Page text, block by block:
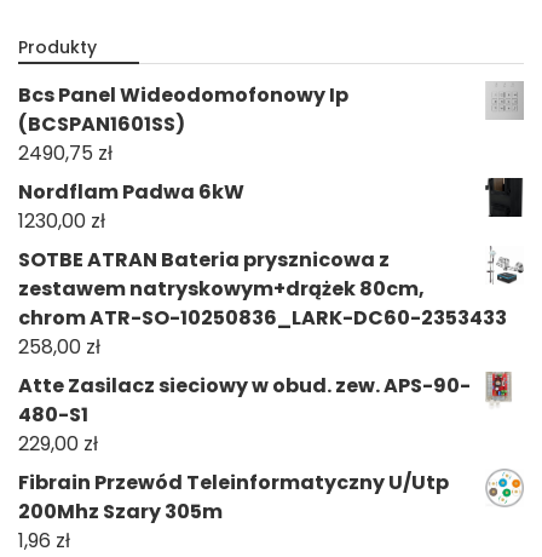
Produkty
Bcs Panel Wideodomofonowy Ip
(BCSPAN1601SS)
2490,75 zł
Nordflam Padwa 6kW
1230,00 zł
SOTBE ATRAN Bateria prysznicowa z
zestawem natryskowym+drążek 80cm,
chrom ATR-SO-10250836_LARK-DC60-2353433
258,00 zł
Atte Zasilacz sieciowy w obud. zew. APS-90-
480-S1
229,00 zł
Fibrain Przewód Teleinformatyczny U/Utp
200Mhz Szary 305m
1,96 zł